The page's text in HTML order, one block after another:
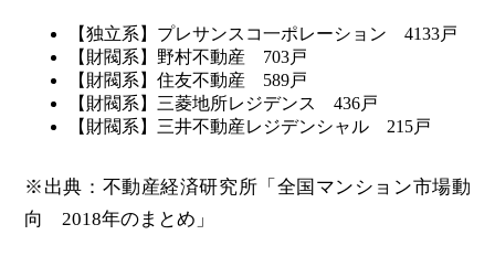
【独立系】プレサンスコ一ポレーション 4133戸
【財閥系】野村不動産 703戸
【財閥系】住友不動産 589戸
【財閥系】三菱地所レジデンス 436戸
【財閥系】三井不動産レジデンシャル 215戸
※出典：不動産経済研究所「全国マンション市場動
向 2018年のまとめ」